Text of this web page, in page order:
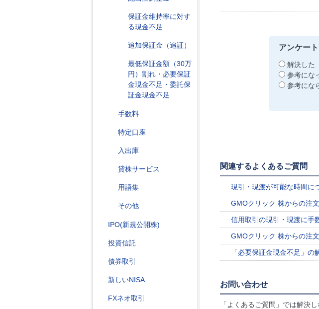
保証金維持率に対す
る現金不足
追加保証金（追証）
最低保証金額（30万
円）割れ・必要保証
金現金不足・委託保
証金現金不足
手数料
特定口座
入出庫
貸株サービス
用語集
その他
IPO(新規公開株)
投資信託
債券取引
新しいNISA
FXネオ取引
アンケー
解決した
参考にな
参考にな
関連するよくあるご質問
現引・現渡が可能な時間に
GMOクリック 株からの注
信用取引の現引・現渡に手
GMOクリック 株からの注
「必要保証金現金不足」の
お問い合わせ
「よくあるご質問」では解決